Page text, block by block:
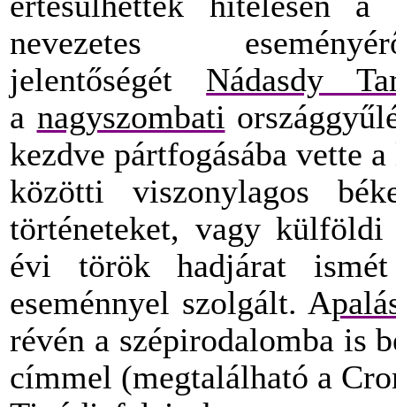
nevezetes
jelentőségét Nádasdy
a nagyszombati
kezdve pártfogásába vette
közötti viszonylagos
történeteket, vagy
évi török hadjárat ismét
eseménnyel szolgált. A
révén a szépirodalomba is
címmel (megtalálható a